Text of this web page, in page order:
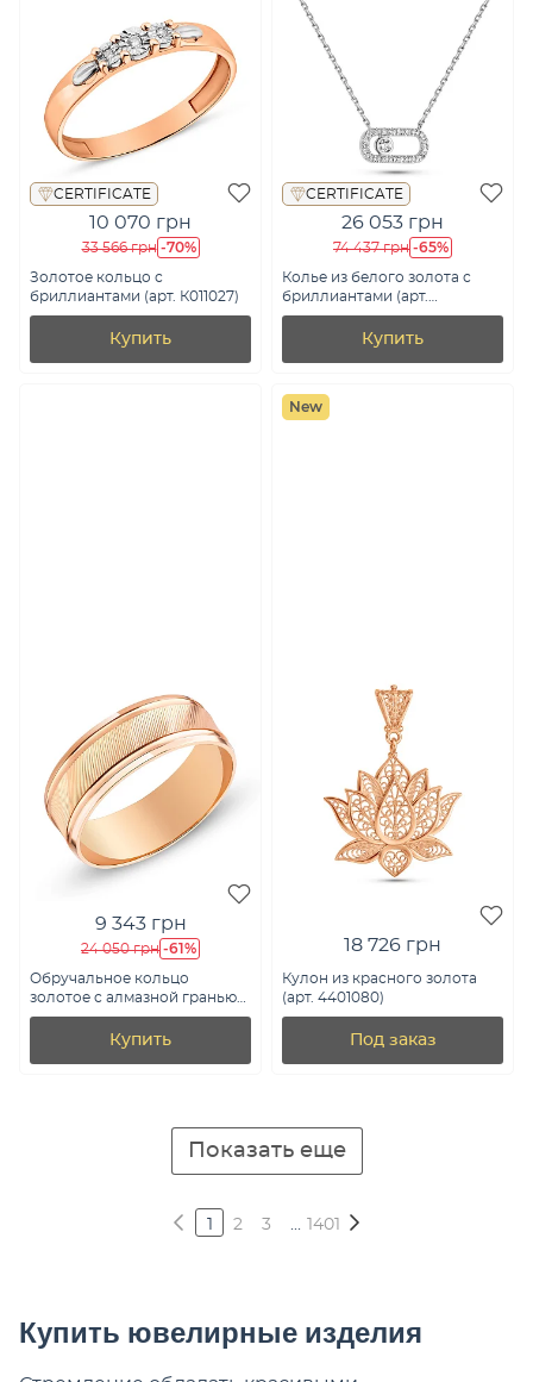
CERTIFICATE
10 070 грн
33 566 грн -70%
Золотое кольцо с
бриллиантами (арт. К011027)
Купить
CERTIFICATE
26 053 грн
74 437 грн -65%
Колье из белого золота с
бриллиантами (арт.
Ц011476010б)
Купить
9 343 грн
24 050 грн -61%
Обручальное кольцо
золотое с алмазной гранью
(арт. 239196)
Купить
New
18 726 грн
Кулон из красного золота
(арт. 4401080)
Под заказ
Показать еще
2 3 ... 1401
Купить ювелирные изделия